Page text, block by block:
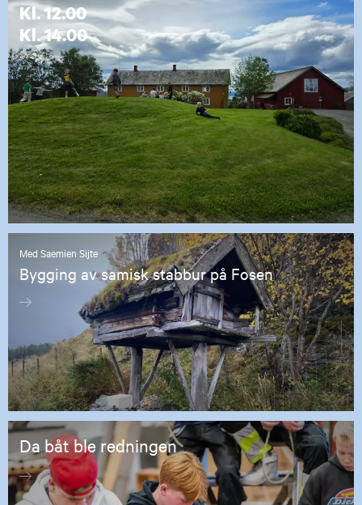
Kl. 12.00
Kl. 14.00
Med Saemien Sijte
Bygging av samisk stabbur på Fosen
Da båt ble redningen